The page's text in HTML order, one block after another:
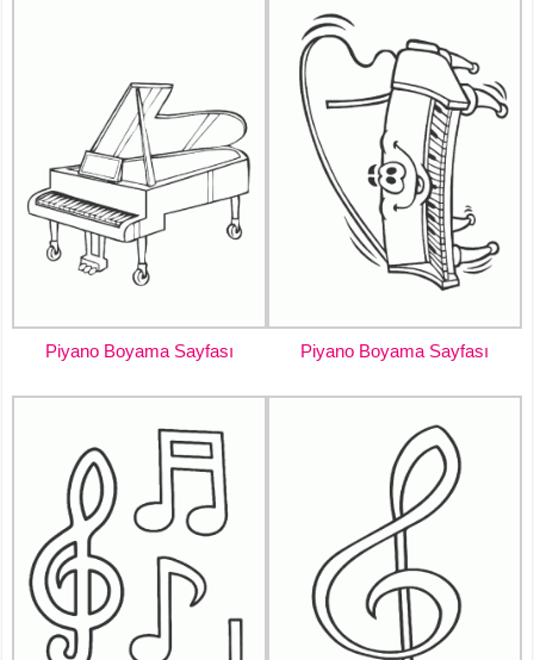
Piyano Boyama Sayfası Piyano Boyama Sayfası